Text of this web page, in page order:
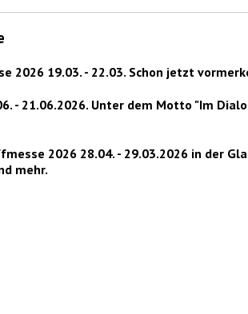
2026 19.03. - 22.03. Schon jetzt
- 21.06.2026. Unter dem Motto "Im
2026 28.04. - 29.03.2026 in der
mehr.